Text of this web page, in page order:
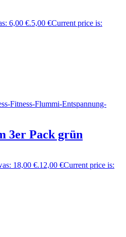
6,00 €.5,00 €Current price is:
3er Pack grün
18,00 €.12,00 €Current price is: